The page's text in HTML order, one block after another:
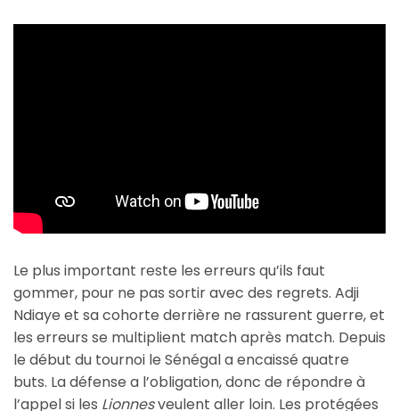
Le plus important reste les erreurs qu’ils faut
gommer, pour ne pas sortir avec des regrets. Adji
Ndiaye et sa cohorte derrière ne rassurent guerre, et
les erreurs se multiplient match après match. Depuis
le début du tournoi le Sénégal a encaissé quatre
buts. La défense a l’obligation, donc de répondre à
l’appel si les Lionnesveulent aller loin. Les protégées